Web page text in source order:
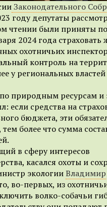
Законодательного
году депутаты
чтении были приняты
2024 года страховать
охотничьих
контроль на
у региональных
природным ресурсам и
если средства на
бюджета, эти
более что сумма
в сферу интересов
касался охоты и
экологииВладимир
во-первых, из
волко-собачьи